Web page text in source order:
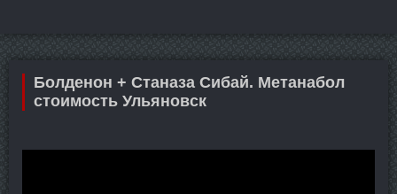
Болденон + Станаза Сибай. Метанабол
стоимость Ульяновск